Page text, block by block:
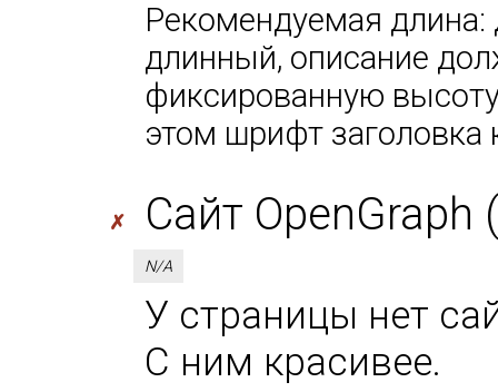
Рекомендуемая длина:
длинный, описание
фиксированную
этом шрифт заголовка
✗ Сайт OpenGraph
N/A
У страницы нет
С ним красивее.